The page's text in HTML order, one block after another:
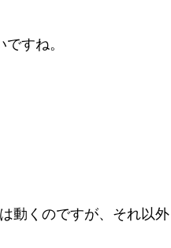
すね。
動くのですが、それ以外